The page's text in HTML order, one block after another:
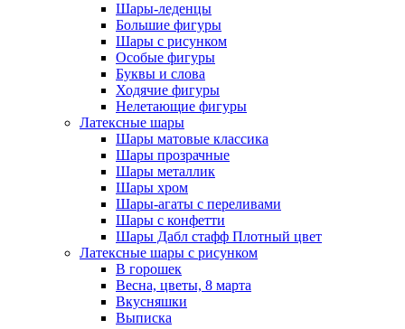
Шары-леденцы
Большие фигуры
Шары с рисунком
Особые фигуры
Буквы и слова
Ходячие фигуры
Нелетающие фигуры
Латексные шары
Шары матовые классика
Шары прозрачные
Шары металлик
Шары хром
Шары-агаты с переливами
Шары с конфетти
Шары Дабл стафф Плотный цвет
Латексные шары с рисунком
В горошек
Весна, цветы, 8 марта
Вкусняшки
Выписка